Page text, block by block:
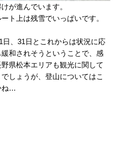
が進んでいます。
ト上は残雪でいっぱいです。
、31日とこれからは状況に応
和されそうということで、感
県松本エリアも観光に関して
しょうが、登山についてはこ
ね…